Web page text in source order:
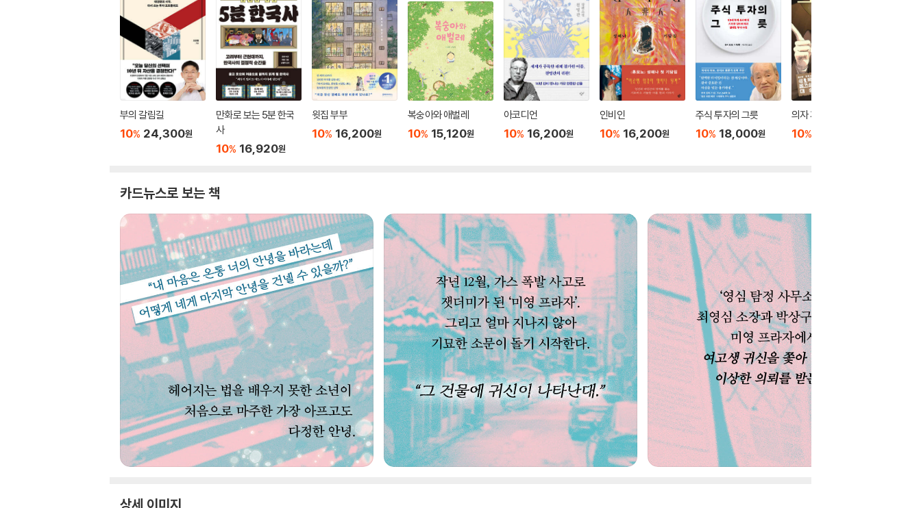
부의 갈림길
10% 24,300원
만화로 보는 5분 한국
사
10% 16,920원
윗집 부부
10% 16,200원
복숭아와 애벌레
10% 15,120원
아코디언
10% 16,200원
인비인
10% 16,200원
주식 투자의 그릇
10% 18,000원
의자 게임
10%
카드뉴스로 보는 책
상세 이미지